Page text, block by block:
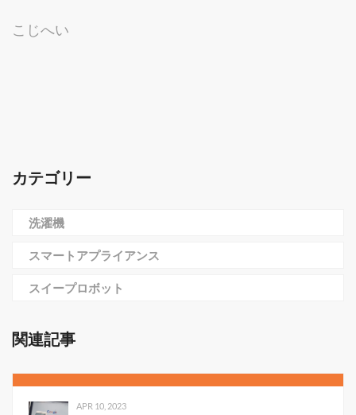
こじへい
カテゴリー
洗濯機
スマートアプライアンス
スイープロボット
関連記事
APR 10, 2023